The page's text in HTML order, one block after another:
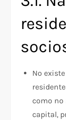
No
como no
capital,